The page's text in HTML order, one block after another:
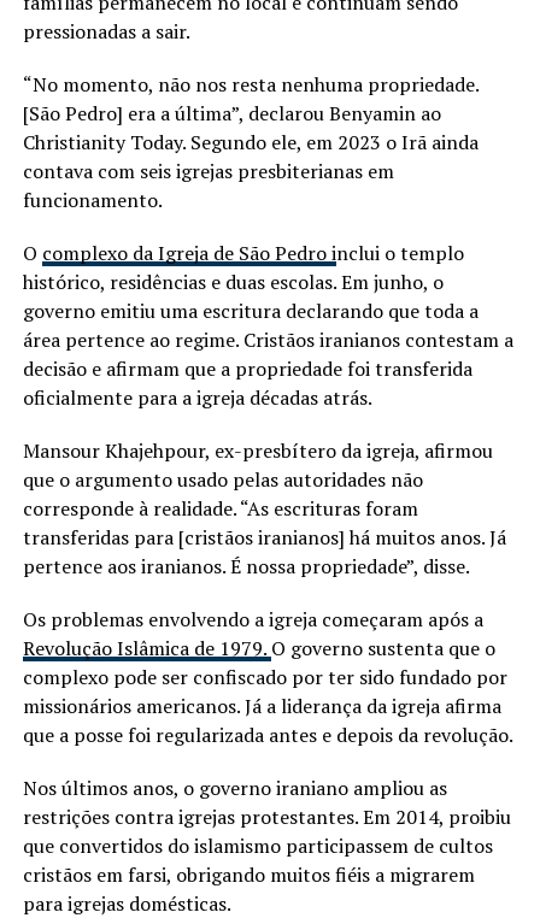
pressionadas a sair.
“No momento, não nos resta nenhuma propriedade.
[São Pedro] era a última”, declarou Benyamin ao
Christianity Today. Segundo ele, em 2023 o Irã ainda
contava com seis igrejas presbiterianas em
funcionamento.
O complexo da Igreja de São Pedro inclui o templo
histórico, residências e duas escolas. Em junho, o
governo emitiu uma escritura declarando que toda a
área pertence ao regime. Cristãos iranianos contestam a
decisão e afirmam que a propriedade foi transferida
oficialmente para a igreja décadas atrás.
Mansour Khajehpour, ex-presbítero da igreja, afirmou
que o argumento usado pelas autoridades não
corresponde à realidade. “As escrituras foram
transferidas para [cristãos iranianos] há muitos anos. Já
pertence aos iranianos. É nossa propriedade”, disse.
Os problemas envolvendo a igreja começaram após a
Revolução Islâmica de 1979. O governo sustenta que o
complexo pode ser confiscado por ter sido fundado por
missionários americanos. Já a liderança da igreja afirma
que a posse foi regularizada antes e depois da revolução.
Nos últimos anos, o governo iraniano ampliou as
restrições contra igrejas protestantes. Em 2014, proibiu
que convertidos do islamismo participassem de cultos
cristãos em farsi, obrigando muitos fiéis a migrarem
para igrejas domésticas.